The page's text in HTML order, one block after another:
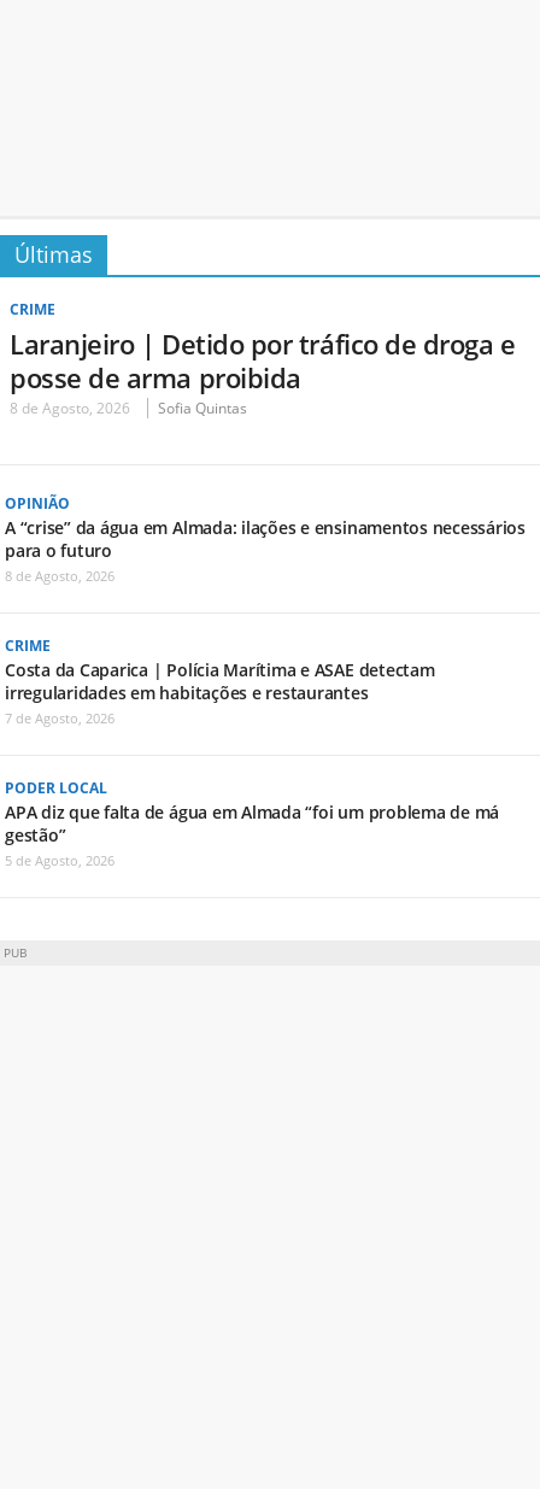
Últimas
CRIME
Laranjeiro | Detido por tráfico de droga e
posse de arma proibida
8 de Agosto, 2026 Sofia Quintas
OPINIÃO
A “crise” da água em Almada: ilações e ensinamentos necessários
para o futuro
8 de Agosto, 2026
CRIME
Costa da Caparica | Polícia Marítima e ASAE detectam
irregularidades em habitações e restaurantes
7 de Agosto, 2026
PODER LOCAL
APA diz que falta de água em Almada “foi um problema de má
gestão”
5 de Agosto, 2026
PUB